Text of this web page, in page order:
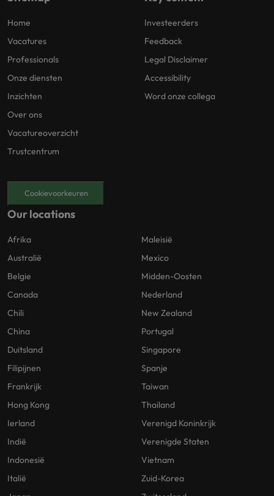
Home
Vacatures
Professionals
Onze diensten
Inzichten
Over ons
Vacatureoverzicht
Trustcentrum
Investeerders
Feedback
Legal Disclaimer
Accessibility
Word onze collega
Cookievoorkeuren
Our locations
Afrika
Australië
Belgie
Canada
Chili
China
Duitsland
Filipijnen
Frankrijk
Hong Kong
Ierland
Indië
Indonesië
Italië
Maleisië
Mexico
Midden-Oosten
Nederland
New Zealand
Portugal
Singapore
Spanje
Taiwan
Thailand
Verenigd Koninkrijk
Verenigde Staten
Vietnam
Zuid-Korea